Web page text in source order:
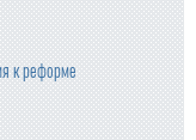
к реформе